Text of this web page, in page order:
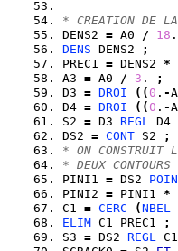
* CREATION DE
DENS2 = A0 / 18
DENS DENS2
;
PREC1 = DENS2 *
A3 = A0 / 3 .
;
D3 = DROI ( ( 0 . -
D4 = DROI ( ( 0 . -
S2 = D3 REGL D4
DS2 = CONT S2
;
* ON CONSTRUIT
* DEUX
PINI1 = DS2 POIN
PINI2 = PINI1 *
C1 = CERC (NBEL
ELIM C1 PREC1
;
S3 = DS2 REGL